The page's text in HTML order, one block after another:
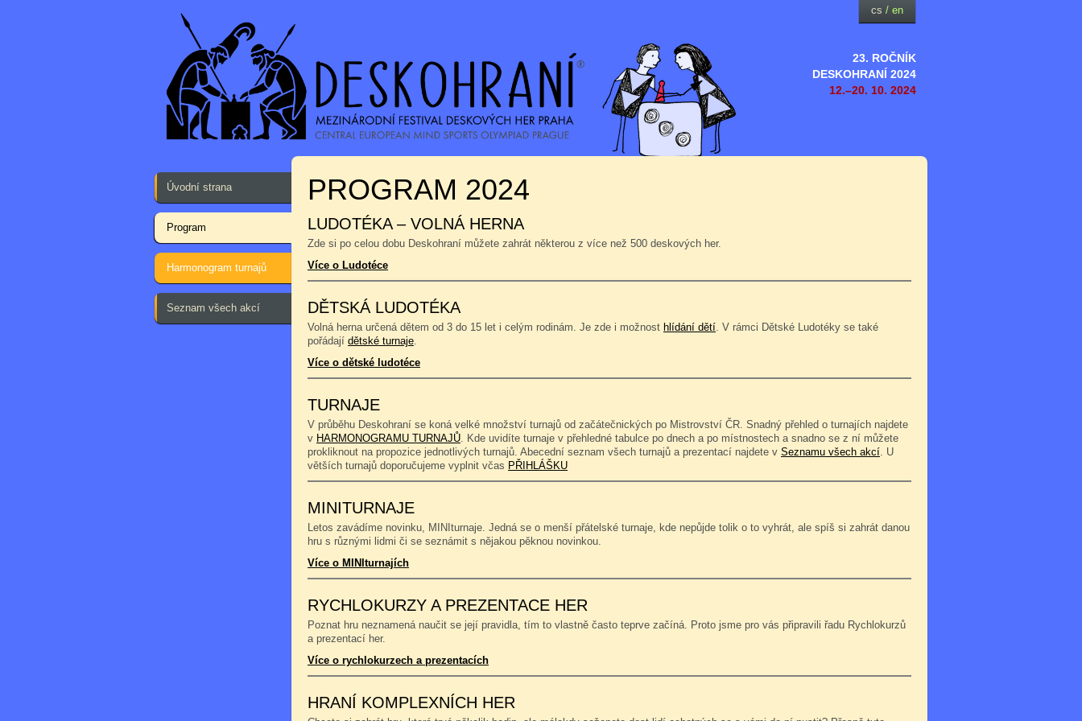
23. ROČNÍK
DESKOHRANÍ 2024
12.–20. 10. 2024
cs / en
Úvodní strana
Program
Harmonogram turnajů
Seznam všech akcí
PROGRAM 2024
LUDOTÉKA – VOLNÁ HERNA
Zde si po celou dobu Deskohraní můžete zahrát některou z více než 500 deskových her.
Více o Ludotéce
DĚTSKÁ LUDOTÉKA
Volná herna určená dětem od 3 do 15 let i celým rodinám. Je zde i možnost hlídání dětí. V rámci Dětské Ludotéky se také
pořádají dětské turnaje.
Více o dětské ludotéce
TURNAJE
V průběhu Deskohraní se koná velké množství turnajů od začátečnických po Mistrovství ČR. Snadný přehled o turnajích najdete
v HARMONOGRAMU TURNAJŮ. Kde uvidíte turnaje v přehledné tabulce po dnech a po místnostech a snadno se z ní můžete
prokliknout na propozice jednotlivých turnajů. Abecední seznam všech turnajů a prezentací najdete v Seznamu všech akcí. U
větších turnajů doporučujeme vyplnit včas PŘIHLÁŠKU
MINITURNAJE
Letos zavádíme novinku, MINIturnaje. Jedná se o menší přátelské turnaje, kde nepůjde tolik o to vyhrát, ale spíš si zahrát danou
hru s různými lidmi či se seznámit s nějakou pěknou novinkou.
Více o MINIturnajích
RYCHLOKURZY A PREZENTACE HER
Poznat hru neznamená naučit se její pravidla, tím to vlastně často teprve začíná. Proto jsme pro vás připravili řadu Rychlokurzů
a prezentací her.
Více o rychlokurzech a prezentacích
HRANÍ KOMPLEXNÍCH HER